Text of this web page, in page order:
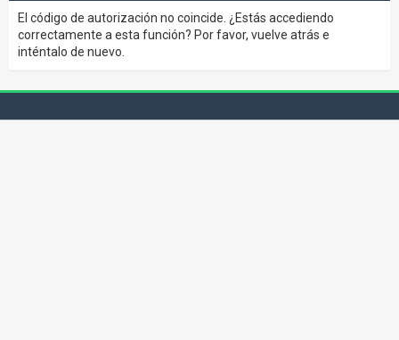
El código de autorización no coincide. ¿Estás accediendo
correctamente a esta función? Por favor, vuelve atrás e
inténtalo de nuevo.